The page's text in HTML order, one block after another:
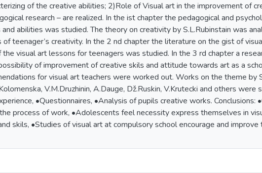
of the creative abilities; 2)Role of Visual art in the improvement of
research – are realized. In the ist chapter the pedagogical and
abilities was studied. The theory on creativity by S.L.Rubinstain was
teenager’s creativity. In the 2 nd chapter the literature on the gist of
visual art lessons for teenagers was studied. In the 3 rd chapter a
of improvement of creative skils and attitude towards art as a
for visual art teachers were worked out. Works on the theme by
V.M.Druzhinin, A.Dauge, Dž.Ruskin, V.Krutecki and others were
•Questionnaires, •Analysis of pupils creative works. Conclusions:
process of work, •Adolescents feel necessity express themselves in
skils, •Studies of visual art at compulsory school encourage and